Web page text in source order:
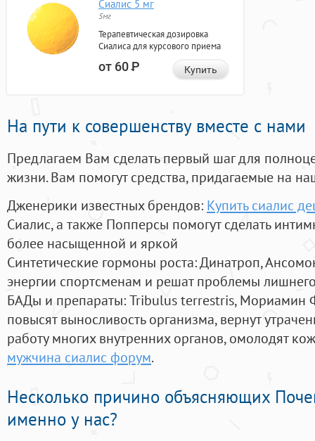
Сиалис 5 мг
5мг
Терапевтическая дозировка
Сиалиса для курсового приема
от 60Р Купить
На пути к совершенству вместе с нами
Предлагаем Вам сделать первый шаг для
жизни. Вам помогут средства, придагаемые на
Дженерики известных брендов: Купить сиалис
Сиалис, а также Попперсы помогут сделать
более насыщенной и яркой
Синтетические гормоны роста: Динатроп,
энергии спортсменам и решат проблемы
БАДы и препараты:Tribulus terrestris, Мориамин
повысят выносливость организма, вернут
работу многих внутренних органов, омолодят
мужчина сиалис форум.
Несколько причино объясняющих
именно у нас?